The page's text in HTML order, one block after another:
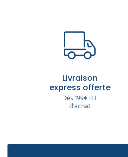
Livraison
express offerte
Dès 199€ HT
d'achat